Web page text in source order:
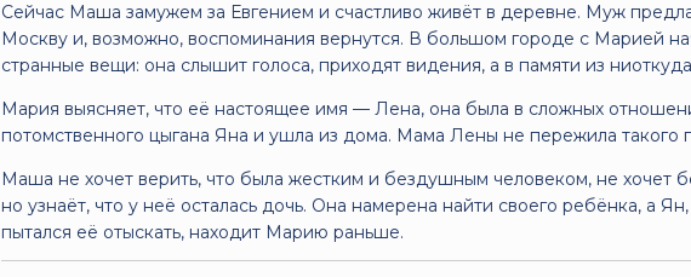
Сейчас Маша замужем за Евгением и счастливо живёт в деревне. Муж
Москву и, возможно, воспоминания вернутся. В большом городе с Марией
странные вещи: она слышит голоса, приходят видения, а в памяти из
Мария выясняет, что её настоящее имя — Лена, она была в сложных
потомственного цыгана Яна и ушла из дома. Мама Лены не пережила такого
Маша не хочет верить, что была жестким и бездушным человеком, не хочет
но узнаёт, что у неё осталась дочь. Она намерена найти своего ребёнка, а
пытался её отыскать, находит Марию раньше.